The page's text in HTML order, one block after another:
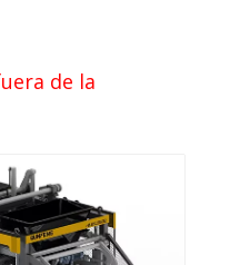
de la